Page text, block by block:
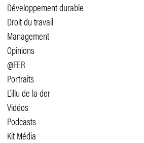
Développement durable
Droit du travail
Management
Opinions
@FER
Portraits
L'illu de la der
Vidéos
Podcasts
Kit Média